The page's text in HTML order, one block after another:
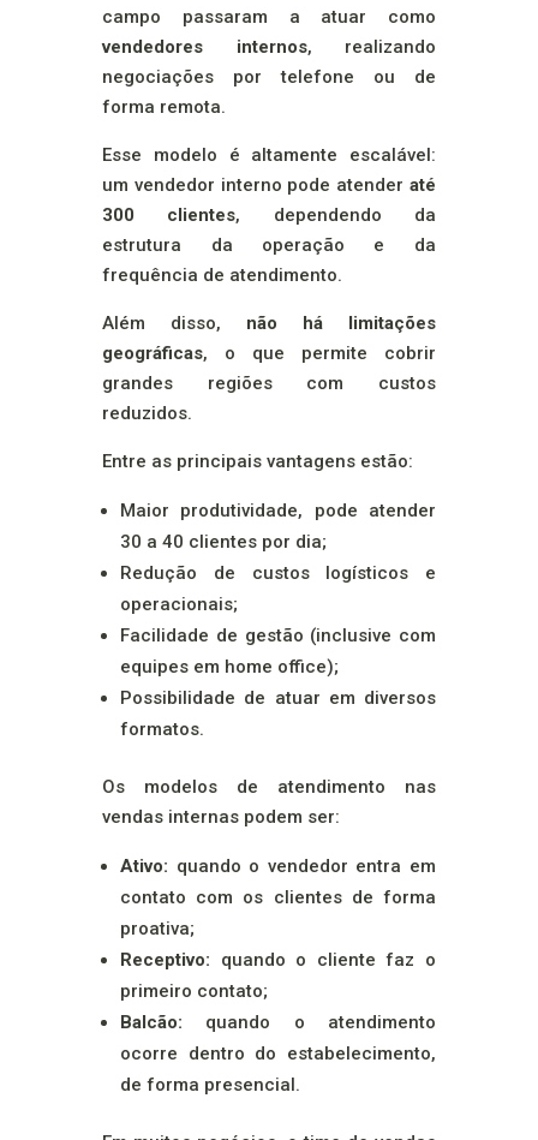
campo passaram a atuar como
vendedores internos, realizando
negociações por telefone ou de
forma remota.
Esse modelo é altamente escalável:
um vendedor interno pode atender até
300 clientes, dependendo da
estrutura da operação e da
frequência de atendimento.
Além disso, não há limitações
geográficas, o que permite cobrir
grandes regiões com custos
reduzidos.
Entre as principais vantagens estão:
Maior produtividade, pode atender
30 a 40 clientes por dia;
Redução de custos logísticos e
operacionais;
Facilidade de gestão (inclusive com
equipes em home office);
Possibilidade de atuar em diversos
formatos.
Os modelos de atendimento nas
vendas internas podem ser:
Ativo: quando o vendedor entra em
contato com os clientes de forma
proativa;
Receptivo: quando o cliente faz o
primeiro contato;
Balcão: quando o atendimento
ocorre dentro do estabelecimento,
de forma presencial.